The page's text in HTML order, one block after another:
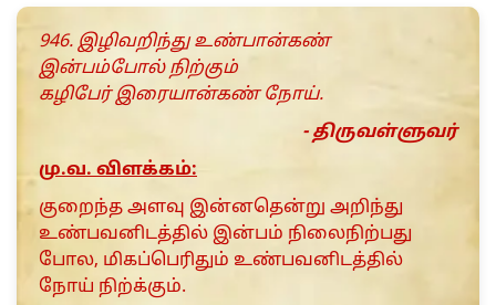
946. இழிவறிந்து உண்பான்கண்
இன்பம்போல் நிற்கும்
கழிபேர் இரையான்கண் நோய்.
- திருவள்ளுவர்
மு.வ. விளக்கம்:
குறைந்த அளவு இன்னதென்று அறிந்து
உண்பவனிடத்தில் இன்பம் நிலைநிற்பது
போல, மிகப்பெரிதும் உண்பவனிடத்தில்
நோய் நிற்க்கும்.